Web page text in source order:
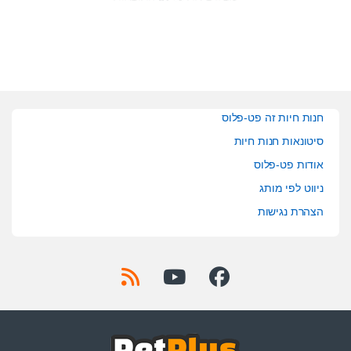
חנות חיות זה פט-פלוס
סיטונאות חנות חיות
אודות פט-פלוס
ניווט לפי מותג
הצהרת נגישות